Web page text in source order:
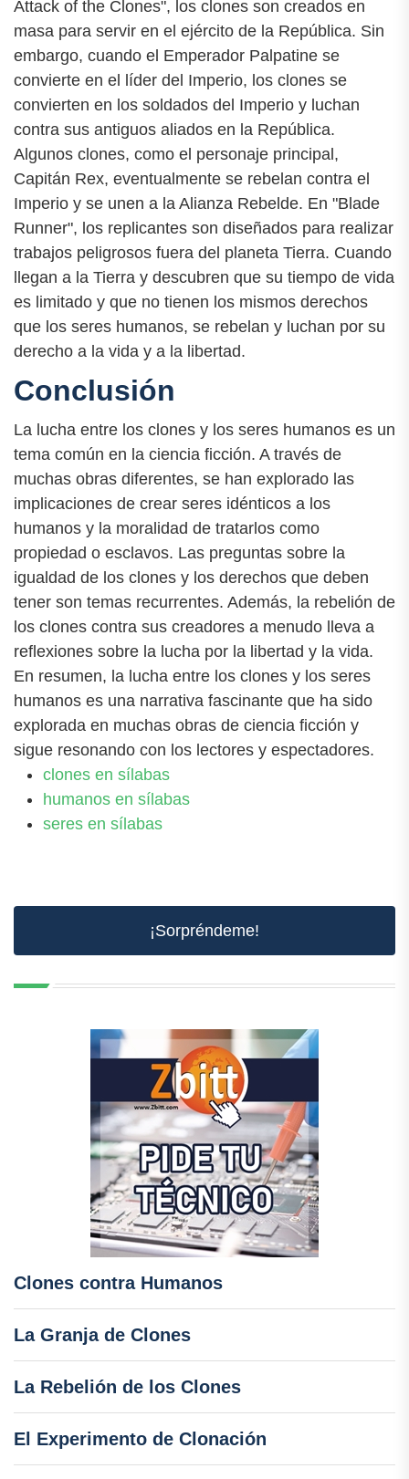
Attack of the Clones", los clones son creados en
masa para servir en el ejército de la República. Sin
embargo, cuando el Emperador Palpatine se
convierte en el líder del Imperio, los clones se
convierten en los soldados del Imperio y luchan
contra sus antiguos aliados en la República.
Algunos clones, como el personaje principal,
Capitán Rex, eventualmente se rebelan contra el
Imperio y se unen a la Alianza Rebelde. En "Blade
Runner", los replicantes son diseñados para realizar
trabajos peligrosos fuera del planeta Tierra. Cuando
llegan a la Tierra y descubren que su tiempo de vida
es limitado y que no tienen los mismos derechos
que los seres humanos, se rebelan y luchan por su
derecho a la vida y a la libertad.
Conclusión
La lucha entre los clones y los seres humanos es un
tema común en la ciencia ficción. A través de
muchas obras diferentes, se han explorado las
implicaciones de crear seres idénticos a los
humanos y la moralidad de tratarlos como
propiedad o esclavos. Las preguntas sobre la
igualdad de los clones y los derechos que deben
tener son temas recurrentes. Además, la rebelión de
los clones contra sus creadores a menudo lleva a
reflexiones sobre la lucha por la libertad y la vida.
En resumen, la lucha entre los clones y los seres
humanos es una narrativa fascinante que ha sido
explorada en muchas obras de ciencia ficción y
sigue resonando con los lectores y espectadores.
clones en sílabas
humanos en sílabas
seres en sílabas
¡Sorpréndeme!
Clones contra Humanos
La Granja de Clones
La Rebelión de los Clones
El Experimento de Clonación